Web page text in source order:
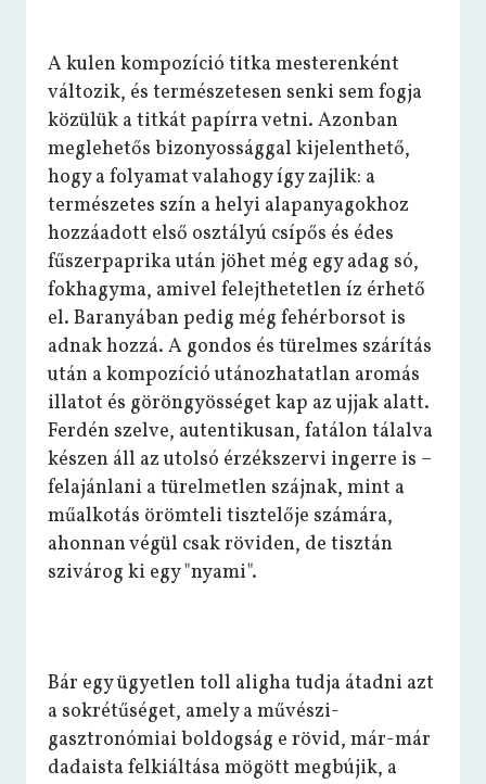
A kulen kompozíció titka mesterenként
változik, és természetesen senki sem fogja
közülük a titkát papírra vetni. Azonban
meglehetős bizonyossággal kijelenthető,
hogy a folyamat valahogy így zajlik: a
természetes szín a helyi alapanyagokhoz
hozzáadott első osztályú csípős és édes
fűszerpaprika után jöhet még egy adag só,
fokhagyma, amivel felejthetetlen íz érhető
el. Baranyában pedig még fehérborsot is
adnak hozzá. A gondos és türelmes szárítás
után a kompozíció utánozhatatlan aromás
illatot és göröngyösséget kap az ujjak alatt.
Ferdén szelve, autentikusan, fatálon tálalva
készen áll az utolsó érzékszervi ingerre is –
felajánlani a türelmetlen szájnak, mint a
műalkotás örömteli tisztelője számára,
ahonnan végül csak röviden, de tisztán
szivárog ki egy "nyami".
Bár egy ügyetlen toll aligha tudja átadni azt
a sokrétűséget, amely a művészi-
gasztronómiai boldogság e rövid, már-már
dadaista felkiáltása mögött megbújik, a